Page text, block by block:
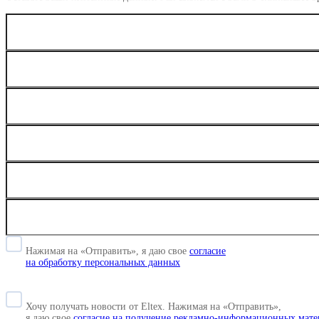
Нажимая на «Отправить», я даю свое согласие
на обработку персональных данных
Хочу получать новости от Eltex. Нажимая на «Отправить»,